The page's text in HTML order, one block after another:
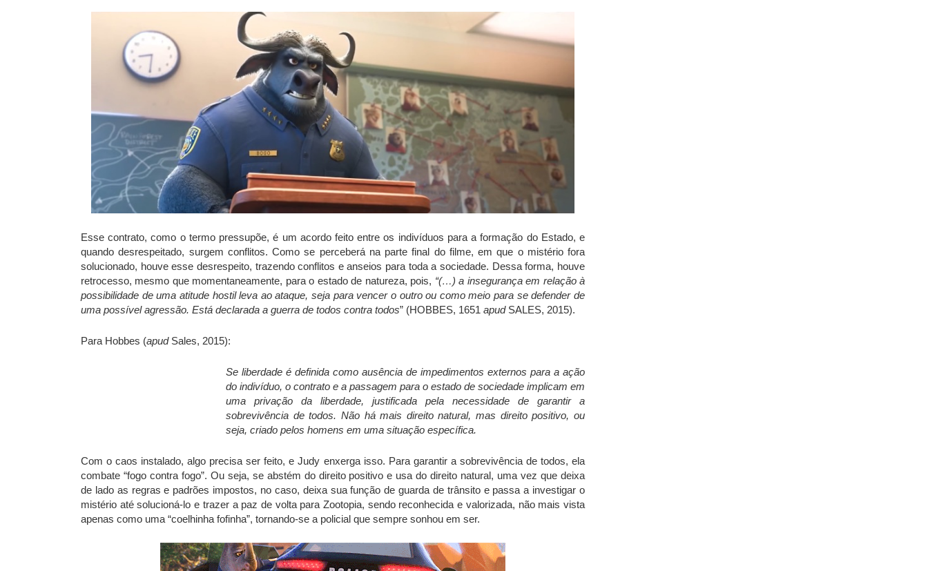
Esse contrato, como o termo pressupõe, é um acordo feito entre os indivíduos para a formação do Estado, e
quando desrespeitado, surgem conflitos. Como se perceberá na parte final do filme, em que o mistério fora
solucionado, houve esse desrespeito, trazendo conflitos e anseios para toda a sociedade. Dessa forma, houve
retrocesso, mesmo que momentaneamente, para o estado de natureza, pois, “(…) a insegurança em relação à
possibilidade de uma atitude hostil leva ao ataque, seja para vencer o outro ou como meio para se defender de
uma possível agressão. Está declarada a guerra de todos contra todos” (HOBBES, 1651 apud SALES, 2015).
Para Hobbes (apudSales, 2015):
Se liberdade é definida como ausência de impedimentos externos para a ação
do indivíduo, o contrato e a passagem para o estado de sociedade implicam em
uma privação da liberdade, justificada pela necessidade de garantir a
sobrevivência de todos. Não há mais direito natural, mas direito positivo, ou
seja, criado pelos homens em uma situação específica.
Com o caos instalado, algo precisa ser feito, e Judy enxerga isso. Para garantir a sobrevivência de todos, ela
combate “fogo contra fogo”. Ou seja, se abstém do direito positivo e usa do direito natural, uma vez que deixa
de lado as regras e padrões impostos, no caso, deixa sua função de guarda de trânsito e passa a investigar o
mistério até solucioná-lo e trazer a paz de volta para Zootopia, sendo reconhecida e valorizada, não mais vista
apenas como uma “coelhinha fofinha”, tornando-se a policial que sempre sonhou em ser.